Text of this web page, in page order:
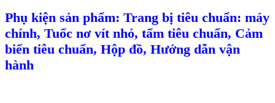
Phụ kiện sản phẩm: Trang bị tiêu chuẩn: máy
chính, Tuốc nơ vít nhỏ, tấm tiêu chuẩn, Cảm
biến tiêu chuẩn, Hộp đồ, Hướng dẫn vận
hành